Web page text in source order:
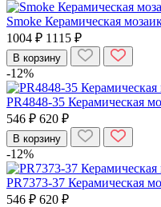
Smoke Керамическая
1004 ₽ 1115 ₽
В корзину
-12%
PR4848-35 Керамическая
546 ₽ 620 ₽
В корзину
-12%
PR7373-37 Керамическая
546 ₽ 620 ₽